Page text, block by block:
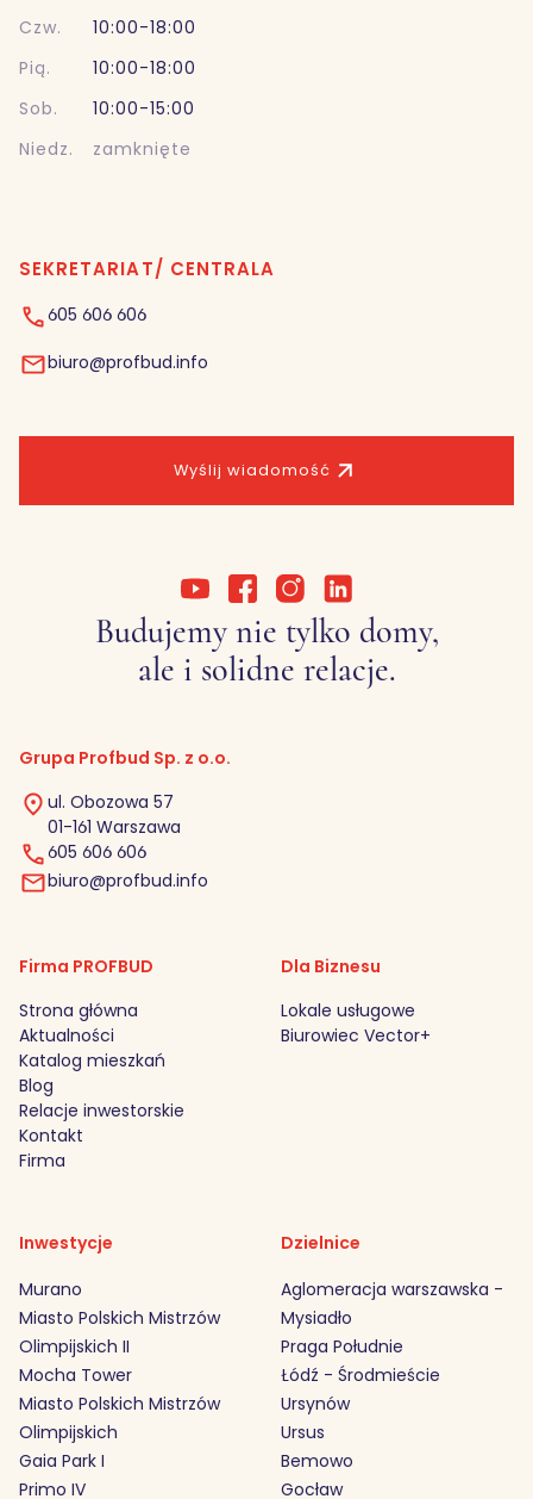
Wyślij wiadomość
Czw.
10:00-18:00
Pią.
10:00-18:00
Sob.
10:00-15:00
Niedz.
zamknięte
SEKRETARIAT/ CENTRALA
605 606 606
biuro@profbud.info
Budujemy nie tylko domy,
ale i solidne relacje.
Grupa Profbud Sp. z o.o.
ul. Obozowa 57
01-161 Warszawa
605 606 606
biuro@profbud.info
Firma PROFBUD
Strona główna
Aktualności
Katalog mieszkań
Blog
Relacje inwestorskie
Kontakt
Firma
Dla Biznesu
Lokale usługowe
Biurowiec Vector+
Inwestycje
Murano
Miasto Polskich Mistrzów
Olimpijskich II
Mocha Tower
Miasto Polskich Mistrzów
Olimpijskich
Gaia Park I
Primo IV
Dzielnice
Aglomeracja warszawska -
Mysiadło
Praga Południe
Łódź - Środmieście
Ursynów
Ursus
Bemowo
Gocław